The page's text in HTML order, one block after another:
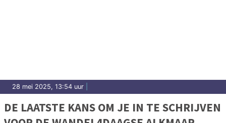
28 mei 2025, 13:54 uur
DE LAATSTE KANS OM JE IN TE SCHRIJVEN